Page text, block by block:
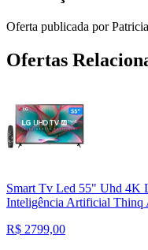
Oferta publicada por
Ofertas
Smart Tv Led 55" Uhd 4K
Inteligência Artificial Thinq
R$ 2799,00